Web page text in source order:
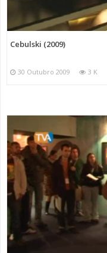
Cebulski (2009)
30 Outubro 2009 3 K